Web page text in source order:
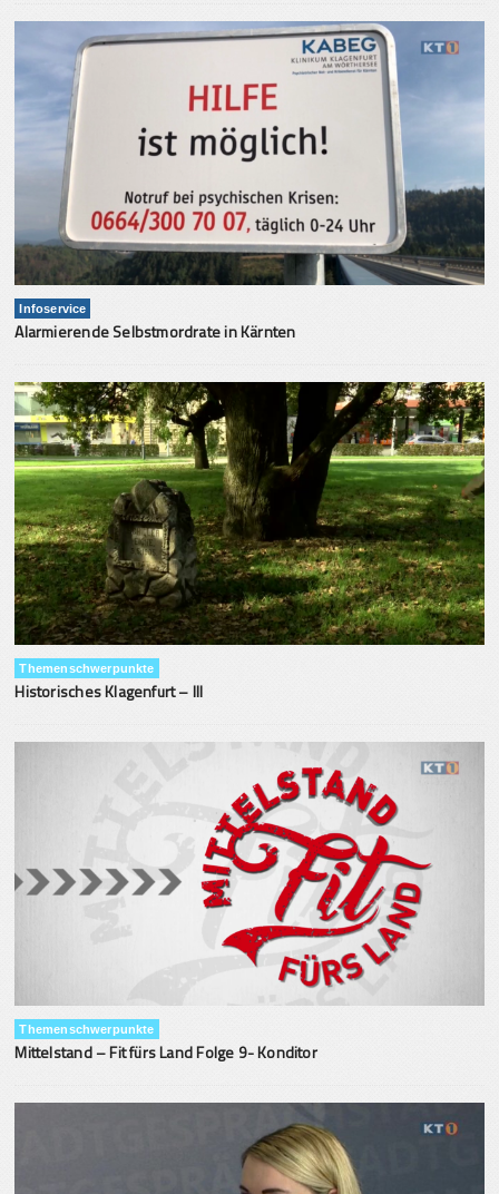
Infoservice
Alarmierende Selbstmordrate in Kärnten
Themenschwerpunkte
Historisches Klagenfurt – III
Themenschwerpunkte
Mittelstand – Fit fürs Land Folge 9- Konditor